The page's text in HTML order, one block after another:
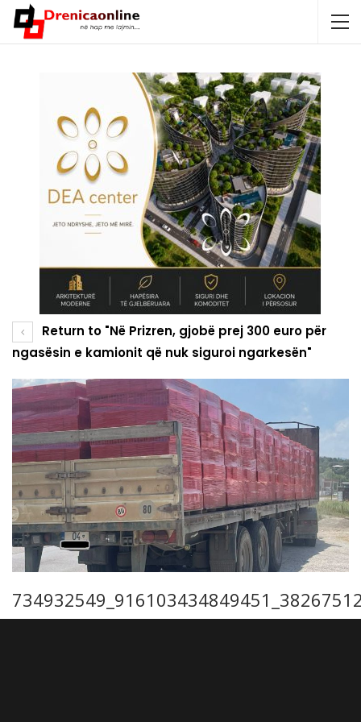
Return to "Në Prizren, gjobë prej 300 euro për
ngasësin e kamionit që nuk siguroi ngarkesën"